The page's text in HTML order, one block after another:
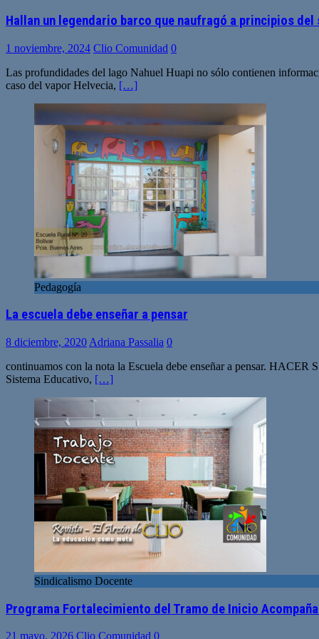
Hallan un legendario barco que naufragó a principios del
1 noviembre, 2024 Clio Comunidad 0
Las profundidades del lago Nahuel Huapi no sólo contienen
caso del vapor Helvecia, […]
Pedagogía
La escuela debe enseñar a pensar
8 diciembre, 2020 Adriana Passalia 0
continuamos con la nota la Escuela debe enseñar a pensar. HACER
Sistema Educativo, […]
Sindicalismo Docente
Programa Fortalecimiento del Tramo de Inicio
21 mayo, 2026 Clio Comunidad 0